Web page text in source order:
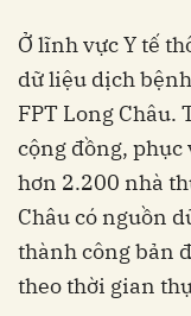
dữ liệu dịch
FPT Long Châu.
cộng đồng,
hơn 2.200 nhà
Châu có nguồn
thành công bản
theo thời gian